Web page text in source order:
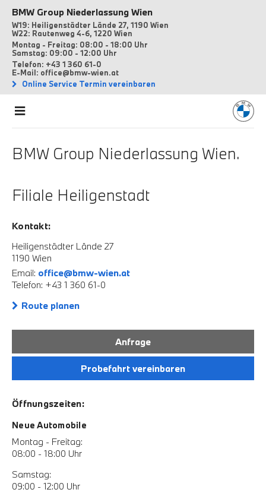
BMW Group Niederlassung Wien
W19: Heiligenstädter Lände 27, 1190 Wien
W22: Rautenweg 4-6, 1220 Wien
Montag - Freitag: 08:00 - 18:00 Uhr
Samstag: 09:00 - 12:00 Uhr
Telefon: +43 1 360 61-0
E-Mail: office@bmw-wien.at
Online Service Termin vereinbaren
BMW Group Niederlassung Wien.
Filiale Heiligenstadt
Kontakt:
Heiligenstädter Lände 27
1190 Wien
Email: office@bmw-wien.at
Telefon: +43 1 360 61-0
Route planen
Anfrage
Probefahrt vereinbaren
Öffnungszeiten:
Neue Automobile
Montag - Freitag:
08:00 - 18:00 Uhr
Samstag:
09:00 - 12:00 Uhr